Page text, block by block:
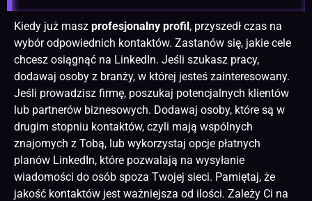
Kiedy już masz profesjonalny profil, przyszedł czas na
wybór odpowiednich kontaktów. Zastanów się, jakie cele
chcesz osiągnąć na LinkedIn. Jeśli szukasz pracy,
dodawaj osoby z branży, w której jesteś zainteresowany.
Jeśli prowadzisz firmę, poszukaj potencjalnych klientów
lub partnerów biznesowych. Dodawaj osoby, które są w
drugim stopniu kontaktów, czyli mają wspólnych
znajomych z Tobą, lub wykorzystaj opcje płatnych
planów LinkedIn, które pozwalają na wysyłanie
wiadomości do osób spoza Twojej sieci. Pamiętaj, że
jakość kontaktów jest ważniejsza od ilości. Zależy Ci na